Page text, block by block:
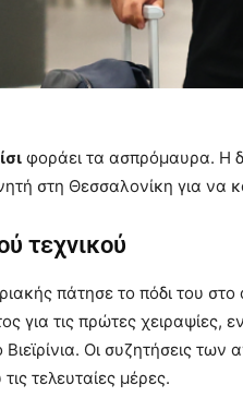
φοράει τα ασπρόμαυρα. Η
στη Θεσσαλονίκη για να
τεχνικού
πάτησε το πόδι του
για τις πρώτες χειραψίες,
Βιεϊρίνια. Οι συζητήσεις
τελευταίες μέρες.